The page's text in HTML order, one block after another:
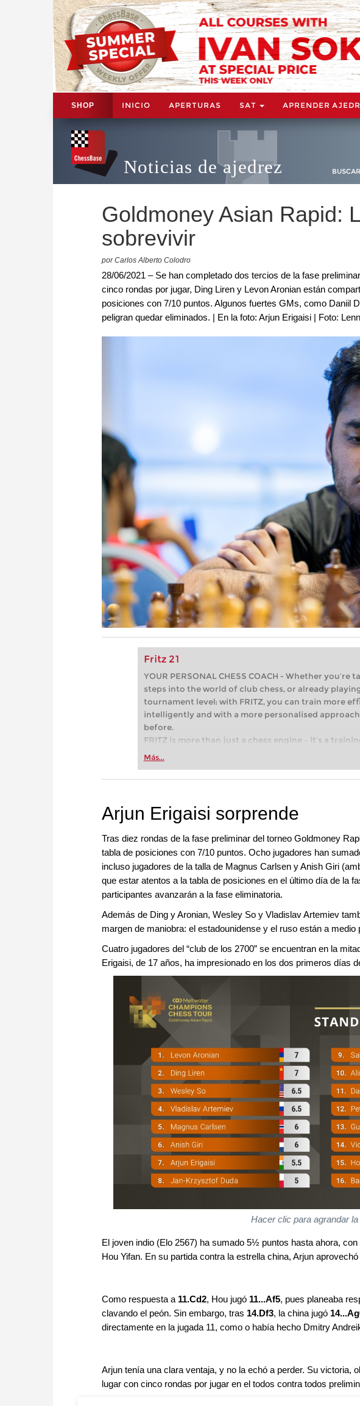
SHOP INICIO APERTURAS SAT APRENDER
Noticias de ajedrez
Goldmoney Asian Rapid:
sobrevivir
por Carlos Alberto Colodro
28/06/2021 – Se han completado dos tercios de la fase
cinco rondas por jugar, Ding Liren y Levon Aronian están
posiciones con 7/10 puntos. Algunos fuertes GMs, como Daniil
peligran quedar eliminados. | En la foto: Arjun Erigaisi | Foto:
Fritz 21
YOUR PERSONAL CHESS COACH - Whether you’re
steps into the world of club chess, or already
tournament level: with FRITZ, you can train more
intelligently and with a more personalised
before.
FRITZ is more than just a chess engine – it’s a
Whether you’re taking your first steps into the world
more efficiently, intelligently and with a more
Más...
Arjun Erigaisi sorprende
Tras diez rondas de la fase preliminar del torneo Goldmoney
tabla de posiciones con 7/10 puntos. Ocho jugadores han
incluso jugadores de la talla de Magnus Carlsen y Anish Giri
que estar atentos a la tabla de posiciones en el último día de la
participantes avanzarán a la fase eliminatoria.
Además de Ding y Aronian, Wesley So y Vladislav Artemiev
margen de maniobra: el estadounidense y el ruso están a medio
Cuatro jugadores del “club de los 2700” se encuentran en la
Erigaisi, de 17 años, ha impresionado en los dos primeros días
Hacer clic para agrandar
El joven indio (Elo 2567) ha sumado 5½ puntos hasta ahora,
Hou Yifan. En su partida contra la estrella china, Arjun
Como respuesta a 11.Cd2, Hou jugó 11...Af5, pues planeaba
clavando el peón. Sin embargo, tras 14.Df3, la china jugó
directamente en la jugada 11, como o había hecho Dmitry
Arjun tenía una clara ventaja, y no la echó a perder. Su victoria,
lugar con cinco rondas por jugar en el todos contra todos